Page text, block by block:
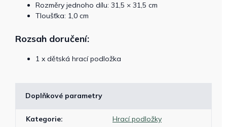
Rozměry jednoho dílu: 31,5 × 31,5 cm
Tloušťka: 1,0 cm
Rozsah doručení:
1 x dětská hrací podložka
Doplňkové parametry
Kategorie: Hrací podložky